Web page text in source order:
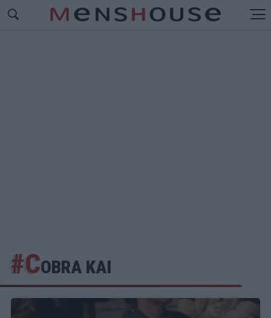
#COBRA KAI